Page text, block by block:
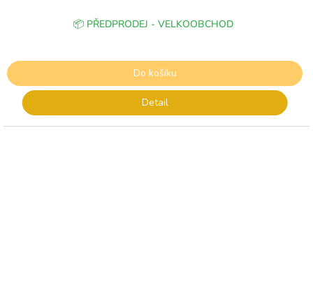
📦 PŘEDPRODEJ - VELKOOBCHOD
Do košíku
Detail